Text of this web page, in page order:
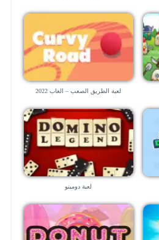
لعبة الطريق الصعب – العاب 2022
لعبة دومينو